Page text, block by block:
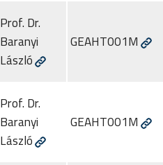
Prof. Dr.
Baranyi
László
GEAHT001M
Prof. Dr.
Baranyi
László
GEAHT001M